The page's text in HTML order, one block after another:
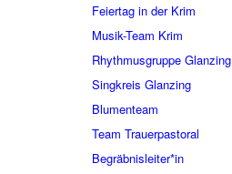
Feiertag in der Krim
Musik-Team Krim
Rhythmusgruppe Glanzing
Singkreis Glanzing
Blumenteam
Team Trauerpastoral
Begräbnisleiter*in